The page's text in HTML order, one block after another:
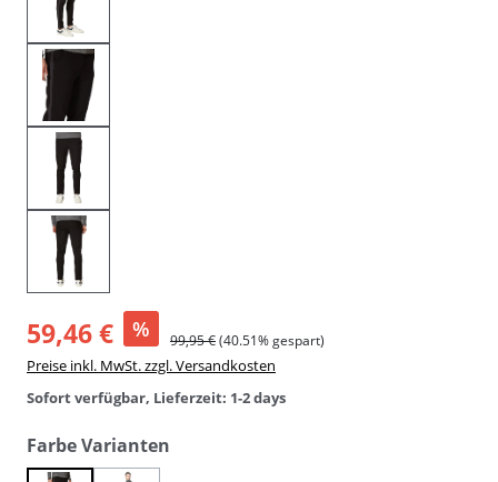
59,46 € % 99,95 €(40.51% gespart)
Preise inkl. MwSt. zzgl. Versandkosten
Sofort verfügbar, Lieferzeit: 1-2 days
Farbe Varianten